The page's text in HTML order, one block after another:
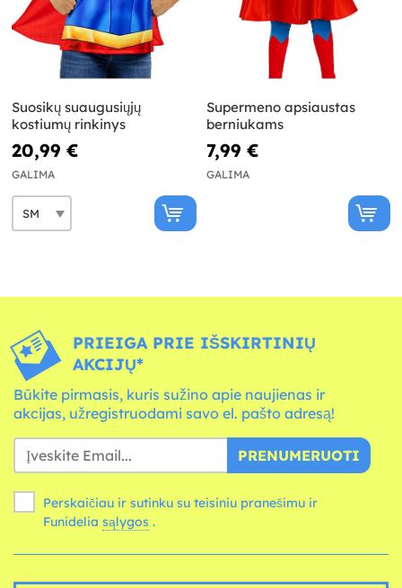
Suosikų suaugusiųjų
kostiumų rinkinys
20,99 €
GALIMA
Supermeno apsiaustas
berniukams
7,99 €
GALIMA
PRIEIGA PRIE IŠSKIRTINIŲ
AKCIJŲ*
Būkite pirmasis, kuris sužino apie naujienas ir
akcijas, užregistruodami savo el. pašto adresą!
PRENUMERUOTI
Perskaičiau ir sutinku su teisiniu pranešimu ir
Funidelia sąlygos .